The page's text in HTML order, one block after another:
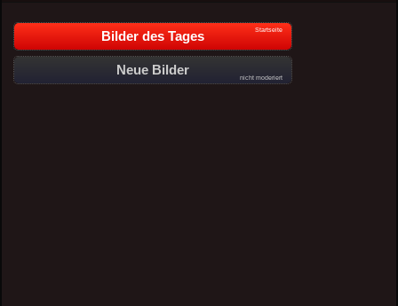
Bilder des Tages Startseite
Neue Bilder
nicht moderiert